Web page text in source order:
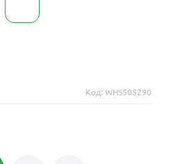
Код: WHS505290